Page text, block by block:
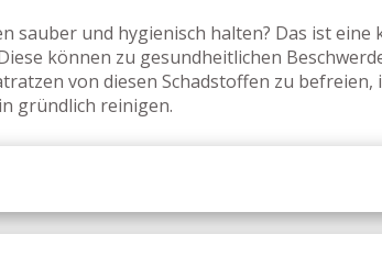
und hygienisch halten? Das ist
können zu gesundheitlichen
von diesen Schadstoffen zu
gründlich reinigen.